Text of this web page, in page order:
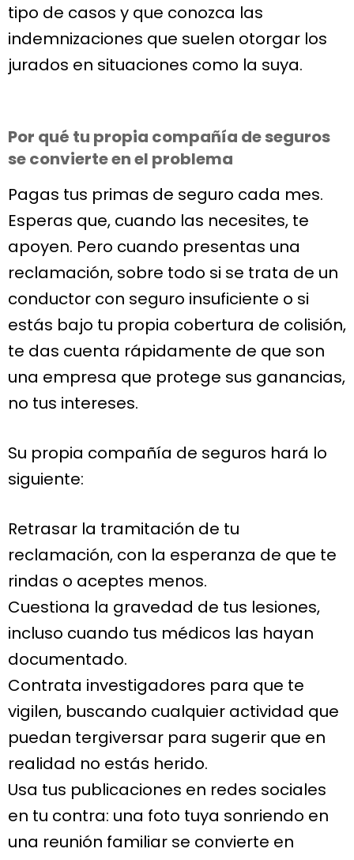
tipo de casos y que conozca las
indemnizaciones que suelen otorgar los
jurados en situaciones como la suya.
Por qué tu propia compañía de seguros
se convierte en el problema
Pagas tus primas de seguro cada mes.
Esperas que, cuando las necesites, te
apoyen. Pero cuando presentas una
reclamación, sobre todo si se trata de un
conductor con seguro insuficiente o si
estás bajo tu propia cobertura de colisión,
te das cuenta rápidamente de que son
una empresa que protege sus ganancias,
no tus intereses.
Su propia compañía de seguros hará lo
siguiente:
Retrasar la tramitación de tu
reclamación, con la esperanza de que te
rindas o aceptes menos.
Cuestiona la gravedad de tus lesiones,
incluso cuando tus médicos las hayan
documentado.
Contrata investigadores para que te
vigilen, buscando cualquier actividad que
puedan tergiversar para sugerir que en
realidad no estás herido.
Usa tus publicaciones en redes sociales
en tu contra: una foto tuya sonriendo en
una reunión familiar se convierte en